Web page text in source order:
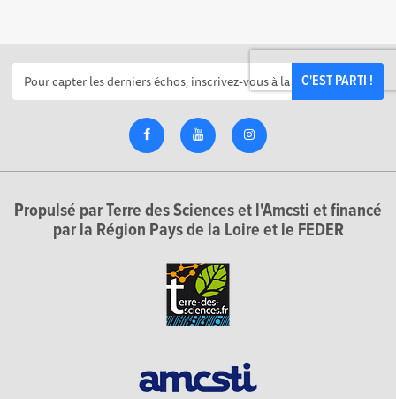
C'EST PARTI !
Propulsé par Terre des Sciences et l'Amcsti et financé
par la Région Pays de la Loire et le FEDER